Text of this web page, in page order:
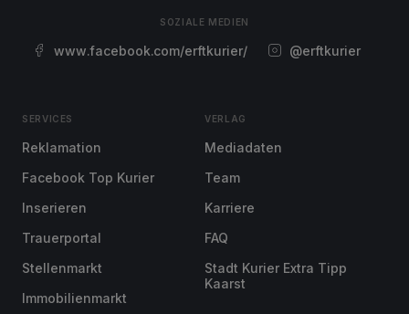
SOZIALE MEDIEN
www.facebook.com/erftkurier/ @erftkurier
SERVICES
Reklamation
Facebook Top Kurier
Inserieren
Trauerportal
Stellenmarkt
Immobilienmarkt
VERLAG
Mediadaten
Team
Karriere
FAQ
Stadt Kurier Extra Tipp
Kaarst